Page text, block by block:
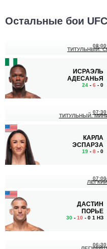
Остальные бои
ИСРАЭЛЬ
АДЕСАНЬЯ
24 - 6 - 0
ТИТУЛЬНЫЙ.
КАРЛА
ЭСПАРЗА
19 - 8 - 0
ТИТУЛЬНЫЙ.
ДАСТИН
ПОРЬЕ
30 - 10 - 0 1 НЗ